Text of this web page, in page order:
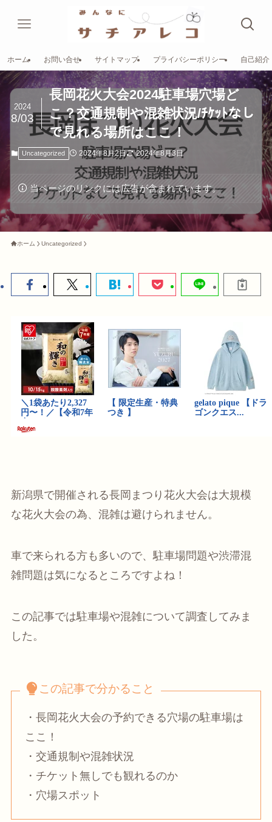
ホーム お問い合せ サイトマップ プライバシーポリシー 自己紹介
長岡花火大会2024駐車場穴場ど
こ？交通規制や混雑状況/ﾁｹｯﾄなし
で見れる場所はここ！
2024
8/03
Uncategorized 2024年8月2日 2024年8月3日
当ページのリンクには広告が含まれています。
ホーム Uncategorized
新潟県で開催される長岡まつり花火大会は大規模
な花火大会の為、混雑は避けられません。
車で来られる方も多いので、駐車場問題や渋滞混
雑問題は気になるところですよね！
この記事では駐車場や混雑について調査してみま
した。
この記事で分かること
・長岡花火大会の予約できる穴場の駐車場は
ここ！
・交通規制や混雑状況
・チケット無しでも観れるのか
・穴場スポット